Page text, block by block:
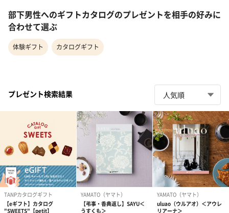
部下男性へのギフトカタログのプレゼントを相手の好みに
合わせて選ぶ
体験ギフト カタログギフト
プレゼント検索結果